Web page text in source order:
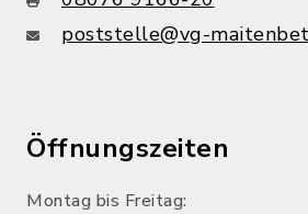
poststelle@vg-
Öffnungszeiten
Montag bis Freitag: